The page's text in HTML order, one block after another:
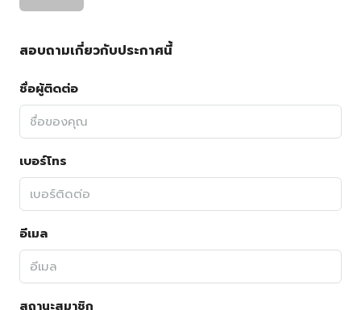
สอบถามเกี่ยวกับประกาศนี้
ชื่อผู้ติดต่อ
เบอร์โทร
อีเมล
สถานะสมาชิก